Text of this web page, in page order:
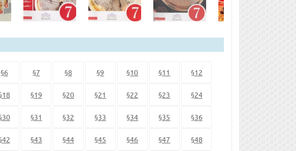
§6 §7 §8 §9 §10 §11 §12
§19 §20 §21 §22 §23 §24
§31 §32 §33 §34 §35 §36
§43 §44 §45 §46 §47 §48